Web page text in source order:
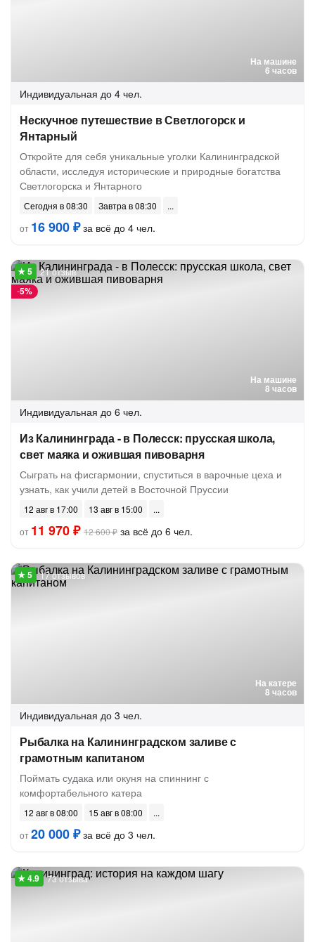
На машине
6 часов
Индивидуальная до 4 чел.
Нескучное путешествие в Светлогорск и
Янтарный
Откройте для себя уникальные уголки Калининградской
области, исследуя исторические и природные богатства
Светлогорска и Янтарного
Сегодня в 08:30
Завтра в 08:30
от 16 900 ₽за всё до 4 чел.
На машине
8 часов
-5%
21 отзыв
Индивидуальная до 6 чел.
Из Калининграда - в Полесск: прусская школа,
свет маяка и ожившая пивоварня
Сыграть на фисгармонии, спуститься в варочные цеха и
узнать, как учили детей в Восточной Пруссии
12 авг в 17:00
13 авг в 15:00
от 11 970 ₽ 12 600 ₽ за всё до 6 чел.
На катере
8 часов
17 отзывов
Индивидуальная до 3 чел.
Рыбалка на Калининградском заливе с
грамотным капитаном
Поймать судака или окуня на спиннинг с
комфортабельного катера
12 авг в 08:00
15 авг в 08:00
от20 000 ₽за всё до 3 чел.
73 отзыва